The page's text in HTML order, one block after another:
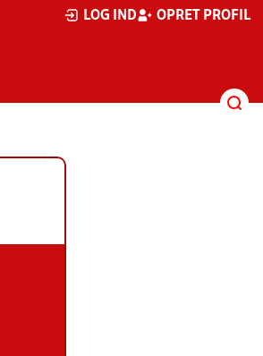
LOG IND OPRET PROFIL